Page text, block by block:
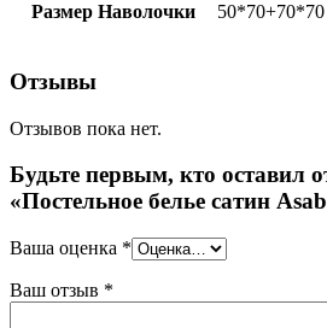
Размер Наволочки 50*70+70*70
Отзывы
Отзывов пока нет.
Будьте первым, кто оставил
«Постельное белье сатин
Ваша оценка *
Ваш отзыв *